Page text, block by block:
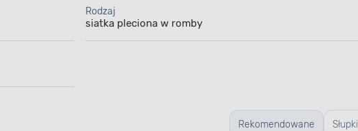
Rodzaj
siatka pleciona w romby
Rekomendowane Słupki